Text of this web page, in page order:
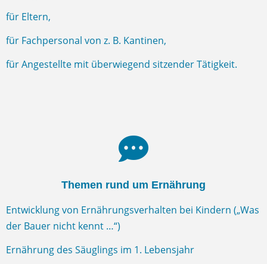
für Eltern,
für Fachpersonal von z. B. Kantinen,
für Angestellte mit überwiegend sitzender Tätigkeit.
Themen rund um Ernährung
Entwicklung von Ernährungsverhalten bei Kindern („Was
der Bauer nicht kennt …“)
Ernährung des Säuglings im 1. Lebensjahr